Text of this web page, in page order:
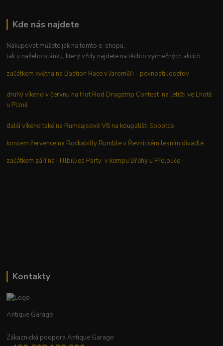
Kde nás najdete
Nakupovat můžete jak na tomto e-shopu,
tak u našeho stánku, který vždy najdete na těchto vyímečných akcích:
začátkem května na Bastion Race v Jaroměři - pevnosti Josefov
druhý víkend v červnu na Hot Rod Dragstrip Contest na letišti ve Lhotě
u Plzně
další víkend také na Rumcajsově V8 na koupališti Sobotce
koncem července na Rockabilly Rumble v Řevnickém lesním divadle
začátkem září na Hillbillies Party v kempu Břehy u Přelouče
Kontakty
Antique Garage
Zákaznická podpora Antique Garage